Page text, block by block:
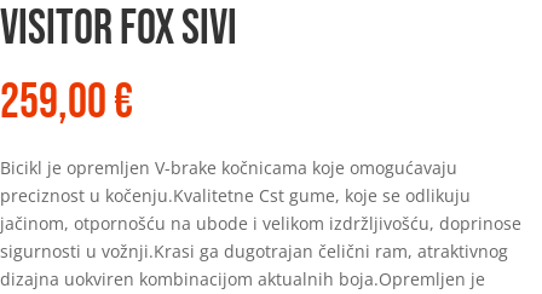
VISITOR FOX SIVI
259,00€
Bicikl je opremljen V-brake kočnicama koje omogućavaju
preciznost u kočenju.Kvalitetne Cst gume, koje se odlikuju
jačinom, otpornošću na ubode i velikom izdržljivošću, doprinose
sigurnosti u vožnji.Krasi ga dugotrajan čelični ram, atraktivnog
dizajna uokviren kombinacijom aktualnih boja.Opremljen je